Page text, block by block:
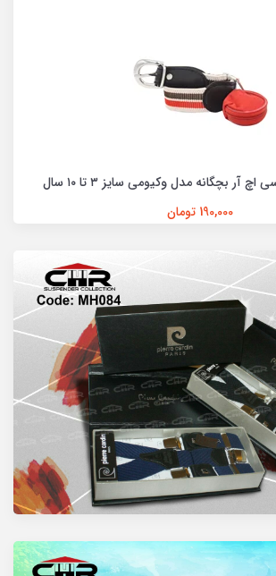
دار نوجوان سی اچ آر سایز 8 تا 16 سال
260,000 تومان